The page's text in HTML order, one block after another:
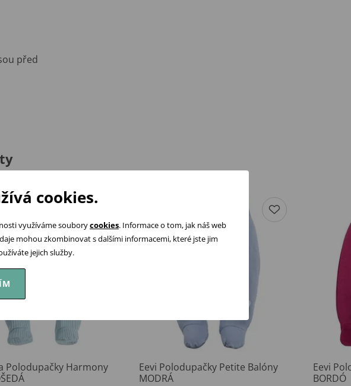
před
Polodupačky Harmony
Eevi Polodupačky Petite Balóny
MODRÁ
Eevi
BORDÓ
cookies.
využíváme souborycookies. Informace o tom, jak náš web
mohou zkombinovat s dalšími informacemi, které jste jim
jejich služby.